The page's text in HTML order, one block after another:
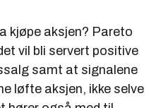
kjøpe aksjen? Pareto
vil bli servert positive
samt at signalene
løfte aksjen, ikke selve